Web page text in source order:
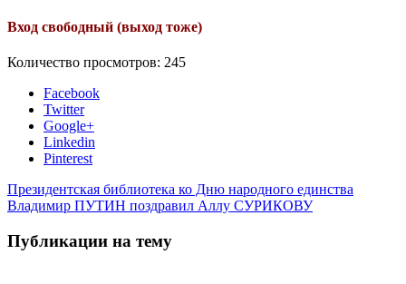
Вход свободный (выход тоже)
Количество просмотров: 245
Facebook
Twitter
Google+
Linkedin
Pinterest
Президентская библиотека ко Дню народного единства
Владимир ПУТИН поздравил Аллу СУРИКОВУ
Публикации на тему